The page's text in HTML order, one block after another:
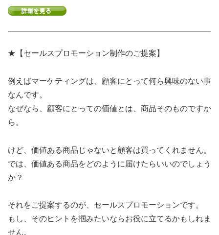
★【セールスプロモーション制作のご提案】
例えばマーケティングは、顧客にとって何ら興味のない事
なんです。
なぜなら、顧客にとっての価値とは、商品そのものですか
ら。
けど、価値ある商品じゃないと顧客は買ってくれません。
では、価値ある商品をどのように届けたらいいのでしょう
か？
それをご提案するのが、セールスプロモーションです。
もし、そのヒントを掴みたいならお役に立てるかもしれま
せん。